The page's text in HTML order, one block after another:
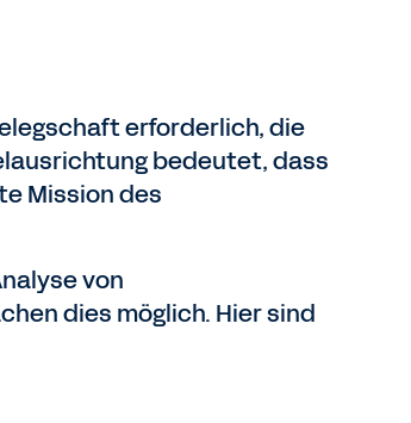
erforderlich, die
bedeutet, dass
Mission des
von
dies möglich. Hier sind